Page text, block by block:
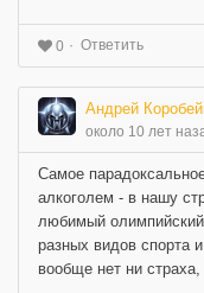
0 Ответить
Андрей
около 10 лет
Самое
алкоголем - в нашу
любимый
разных видов спорта
вообще нет ни страха,